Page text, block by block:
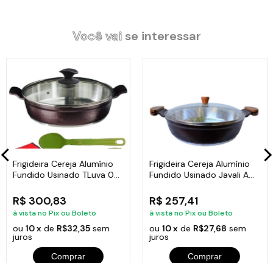
Itens Inclusos:
01 Frigideira Cereja Alumínio Fundido Usinado Javali AA 30cm.
01 Tampa de Vidro Temperado Avulsa 30cm.
Código:772-JAV.
Você vaise interessar
Frigideira Cereja Alumínio
Fundido Usinado TLuva 04
R$ 300,83
à vista no Pix ou Boleto
ou 10 xde R$32,35sem
juros
Comprar
Frigideira Cereja Alumínio
Fundido Usinado Javali AM
R$ 257,41
à vista no Pix ou Boleto
ou 10 xde R$27,68 sem
juros
Comprar